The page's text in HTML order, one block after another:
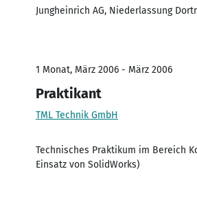
Jungheinrich AG, Niederlassung
1 Monat, März 2006 - März 2006
Praktikant
TML Technik GmbH
Technisches Praktikum im Bereich
Einsatz von SolidWorks)